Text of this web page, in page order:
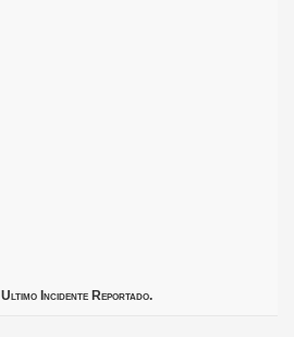
Ultimo Incidente Reportado.